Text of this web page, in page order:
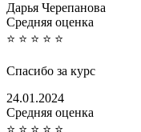
Дарья Черепанова
Cредняя оценка
⭐ ⭐ ⭐ ⭐ ⭐
Спасибо за курс
24.01.2024
Cредняя оценка